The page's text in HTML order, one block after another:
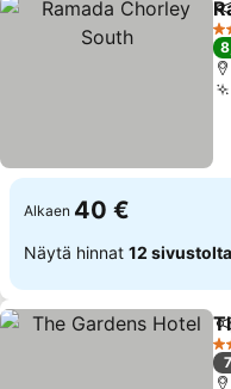
3
Alkaen 40 €
Näytä hinnat 12 sivustolta
3